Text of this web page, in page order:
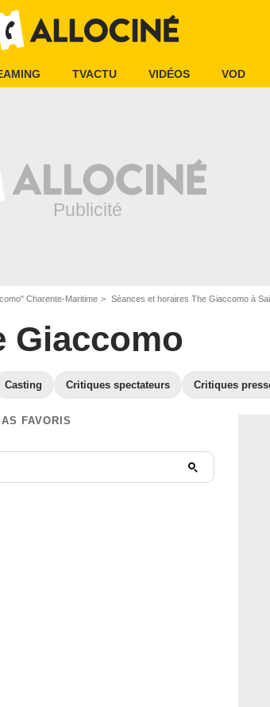
TVACTU VIDÉOS VOD
Charente-Maritime Séances et horaires The Giaccomo à
Giaccomo
Casting Critiques spectateurs Critiques
FAVORIS